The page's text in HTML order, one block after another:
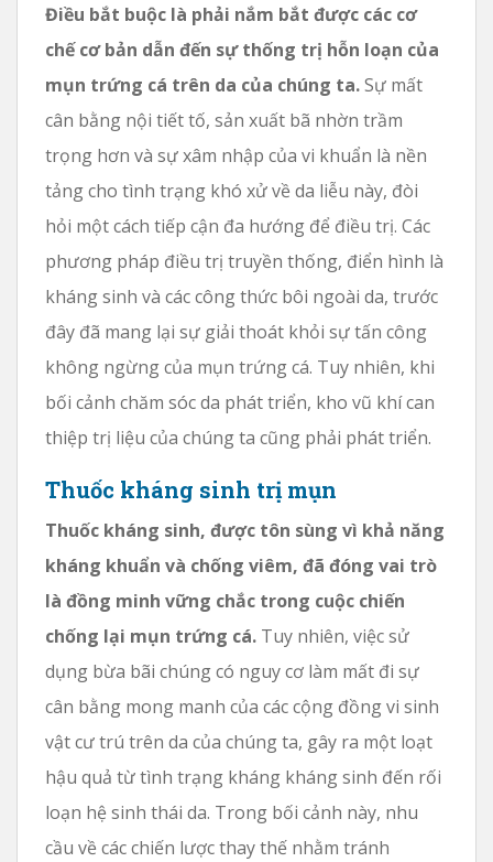
Điều bắt buộc là phải nắm bắt được các cơ
chế cơ bản dẫn đến sự thống trị hỗn loạn của
mụn trứng cá trên da của chúng ta.Sự mất
cân bằng nội tiết tố, sản xuất bã nhờn trầm
trọng hơn và sự xâm nhập của vi khuẩn là nền
tảng cho tình trạng khó xử về da liễu này, đòi
hỏi một cách tiếp cận đa hướng để điều trị. Các
phương pháp điều trị truyền thống, điển hình là
kháng sinh và các công thức bôi ngoài da, trước
đây đã mang lại sự giải thoát khỏi sự tấn công
không ngừng của mụn trứng cá. Tuy nhiên, khi
bối cảnh chăm sóc da phát triển, kho vũ khí can
thiệp trị liệu của chúng ta cũng phải phát triển.
Thuốc kháng sinh trị mụn
Thuốc kháng sinh, được tôn sùng vì khả năng
kháng khuẩn và chống viêm, đã đóng vai trò
là đồng minh vững chắc trong cuộc chiến
chống lại mụn trứng cá. Tuy nhiên, việc sử
dụng bừa bãi chúng có nguy cơ làm mất đi sự
cân bằng mong manh của các cộng đồng vi sinh
vật cư trú trên da của chúng ta, gây ra một loạt
hậu quả từ tình trạng kháng kháng sinh đến rối
loạn hệ sinh thái da. Trong bối cảnh này, nhu
cầu về các chiến lược thay thế nhằm tránh